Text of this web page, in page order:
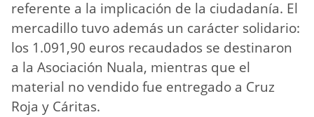
referente a la implicación de la ciudadanía. El
mercadillo tuvo además un carácter solidario:
los 1.091,90 euros recaudados se destinaron
a la Asociación Nuala, mientras que el
material no vendido fue entregado a Cruz
Roja y Cáritas.